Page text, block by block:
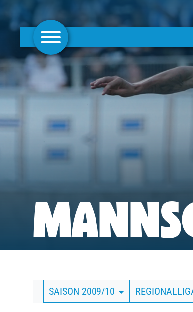
AKTUELLES
FRAUEN
BUSINESS
SÜDKURVE
TICKETING
SAISON 2009/10